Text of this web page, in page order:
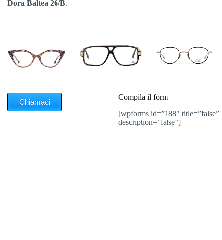
Dora Baltea 26/B.
Chiamaci
Compila il form
[wpforms id=”188″ title=”false”
description=”false”]